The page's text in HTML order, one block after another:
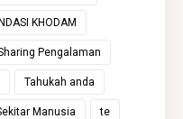
KHODAM
Pengalaman
Tahukah anda
Manusia te